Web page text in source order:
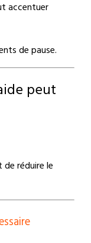
accentuer
de pause.
peut
réduire le